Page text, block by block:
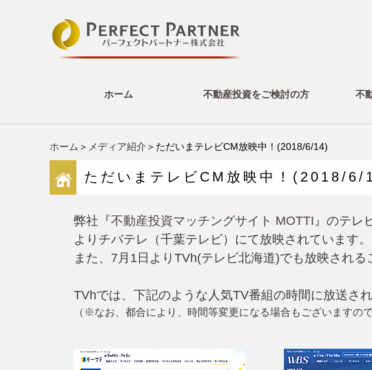
ホーム 不動産投資をご検討の方 不
ホーム ＞ メディア紹介 ＞ただいまテレビCM放映中！(2018/6/14)
ただいまテレビCM放映中！(2018/6/
弊社『不動産投資マッチングサイト MOTTI』のテレ
よりチバテレ（千葉テレビ）にて放映されています。
また、7月1日よりTVh(テレビ北海道)でも放映される
TVhでは、下記のような人気TV番組の時間に放送さ
（※なお、都合により、時間等変更になる場合もございますの